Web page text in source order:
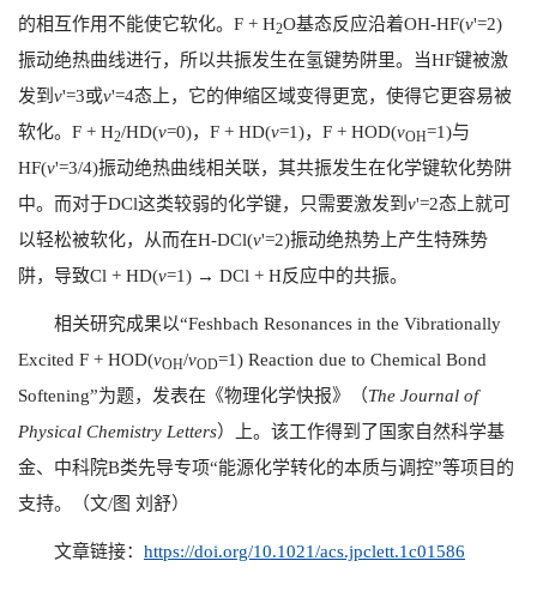
的相互作用不能使它软化。 F + H2O基态反应沿着OH-HF(v'=2)
振动绝热曲线进行，所以共振发生在氢键势阱里。当HF键被激
发到 v'=3或v'=4态上，它的伸缩区域变得更宽，使得它更容易被
软化。 F + H2/HD(v=0)， F + HD(v=1)， F + HOD(vOH=1)与
HF(v'=3/4)振动绝热曲线相关联，其共振发生在化学键软化势阱
中。而对于DCl这类较弱的化学键，只需要激发到 v'=2态上就可
以轻松被软化，从而在H-DCl(v'=2)振动绝热势上产生特殊势
阱，导致Cl + HD(v=1) → DCl + H反应中的共振。
相关研究成果以“Feshbach Resonances in the Vibrationally
Excited F + HOD(vOH/vOD=1) Reaction due to Chemical Bond
Softening”为题， 发表在《物理化学快报》（The Journal of
Physical Chemistry Letters）上。该工作得到了国家自然科学基
金、中科院B类先导专项“能源化学转化的本质与调控”等项目的
支持。（文/图 刘舒）
文章链接： https://doi.org/10.1021/acs.jpclett.1c01586